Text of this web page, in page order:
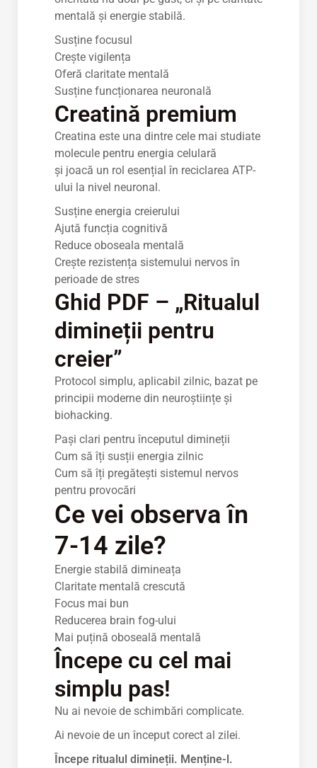
mentală și energie stabilă.
Susține focusul
Crește vigilența
Oferă claritate mentală
Susține funcționarea neuronală
Creatină premium
Creatina este una dintre cele mai studiate
molecule pentru energia celulară
și joacă un rol esențial în reciclarea ATP-
ului la nivel neuronal.
Susține energia creierului
Ajută funcția cognitivă
Reduce oboseala mentală
Crește rezistența sistemului nervos în
perioade de stres
Ghid PDF – „Ritualul
dimineții pentru
creier”
Protocol simplu, aplicabil zilnic, bazat pe
principii moderne din neuroștiințe și
biohacking.
Pași clari pentru începutul dimineții
Cum să îți susții energia zilnic
Cum să îți pregătești sistemul nervos
pentru provocări
Ce vei observa în
7-14 zile?
Energie stabilă dimineața
Claritate mentală crescută
Focus mai bun
Reducerea brain fog-ului
Mai puțină oboseală mentală
Începe cu cel mai
simplu pas!
Nu ai nevoie de schimbări complicate.
Ai nevoie de un început corect al zilei.
Începe ritualul dimineții. Menține-l.